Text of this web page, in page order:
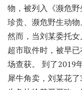
物，被列入《濒危
珍贵、濒危野生动物。
然而，当刘某委托
超市取件时，被早
场查获。 到了2019
犀牛角卖，刘某花